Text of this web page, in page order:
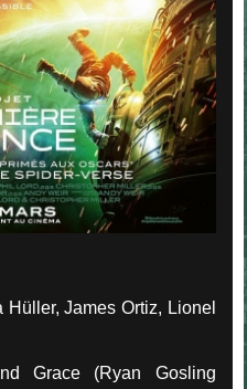
James Ortiz, Lionel
Grace (Ryan Gosling